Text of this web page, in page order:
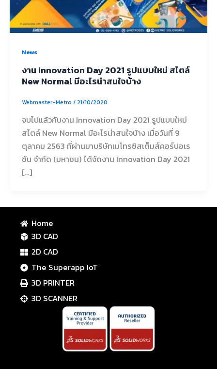
News
งาน Innovation Day 2021 รูปแบบใหม่ สไตล์
New Normal มีอะไรน่าสนใจบ้าง
Webmaster-Metro / 21/10/2020
จบไปแล้วกับงาน Innovation Day 2021 รูปแบบใหม่
สไตล์ New Normal มีอะไรน่าสนใจบ้าง เมื่อวันที่ 9
ตุลาคม 2563 ที่ผ่านมาบริษัทเมโทรซิสเต็มส์คอร์ปอเร
ชัน จำกัด (มหาชน) ได้จัดงาน Innovation Day 2021
[…]
Home
3D CAD
2D CAD
The Superapp IoT
3D PRINTER
3D SCANNER